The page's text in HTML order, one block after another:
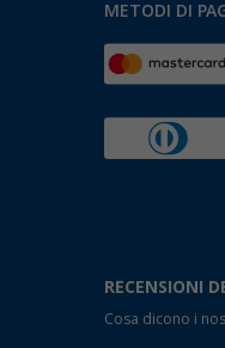
METODI DI
RECENSIONI
Cosa dicono i